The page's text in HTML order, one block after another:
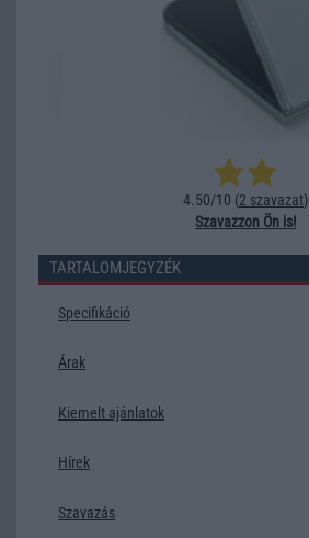
4.50/10 (2 szavazat)
Szavazzon Ön is!
TARTALOMJEGYZÉK
Specifikáció
Árak
Kiemelt ajánlatok
Hírek
Szavazás